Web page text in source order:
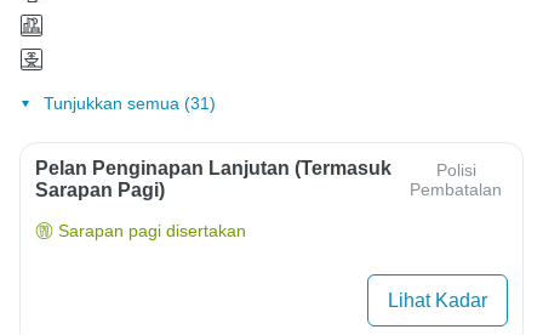
Tunjukkan semua (31)
Pelan Penginapan Lanjutan (termasuk
Sarapan Pagi)
Polisi
Pembatalan
Sarapan pagi disertakan
Lihat Kadar